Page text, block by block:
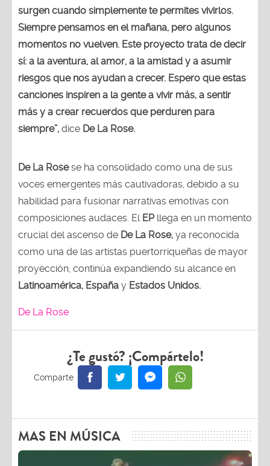
surgen cuando simplemente te permites vivirlos.
Siempre pensamos en el mañana, pero algunos
momentos no vuelven. Este proyecto trata de decir
sí: a la aventura, al amor, a la amistad y a asumir
riesgos que nos ayudan a crecer. Espero que estas
canciones inspiren a la gente a vivir más, a sentir
más y a crear recuerdos que perduren para
siempre”, dice De La Rose.
De La Rosese ha consolidado como una de sus
voces emergentes más cautivadoras, debido a su
habilidad para fusionar narrativas emotivas con
composiciones audaces. El EPllega en un momento
crucial del ascenso de De La Rose, ya reconocida
como una de las artistas puertorriqueñas de mayor
proyección, continúa expandiendo su alcance en
Latinoamérica, España y Estados Unidos.
De La Rose
¿Te gustó? ¡Compártelo!
MAS EN MÚSICA